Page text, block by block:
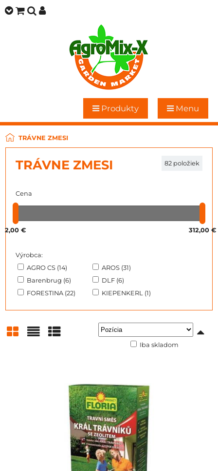
Produkty Menu
TRÁVNE ZMESI
TRÁVNE ZMESI 82 položiek
Cena
2,00 € 312,00 €
Výrobca:
AGRO CS (14)
AROS (31)
Barenbrug (6)
DLF (6)
FORESTINA (22)
KIEPENKERL (1)
Iba skladom